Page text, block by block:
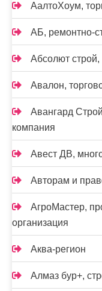
АалтоХоум,
АБ, ремонтно-
Абсолют
Авалон,
Авангард
компания
Авест ДВ,
Авторам и
АгроМастер,
организация
Аква-регион
Алмаз бур+,